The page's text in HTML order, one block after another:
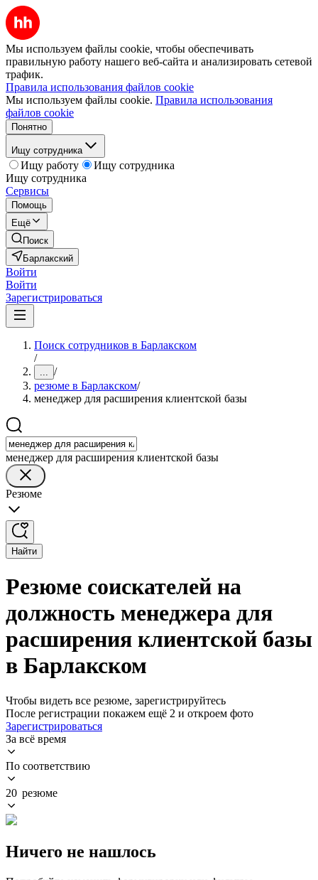
Мы используем файлы cookie, чтобы обеспечивать
правильную работу нашего веб-сайта и анализировать сетевой
трафик.
Правила использования файлов cookie
Мы используем файлы cookie. Правила использования
файлов cookie
Понятно
Ищу сотрудника
Ищу работу
Ищу сотрудника
Ищу сотрудника
Сервисы
Помощь
Ещё
Поиск
Барлакский
Войти
Войти
Зарегистрироваться
Поиск сотрудников в Барлакском
/
... /
резюме в Барлакском/
менеджер для расширения клиентской базы
менеджер для расширения клиентской базы
Резюме
Найти
Резюме соискателей на
должность менеджера для
расширения клиентской базы
в Барлакском
Чтобы видеть все резюме, зарегистрируйтесь
После регистрации покажем ещё 2 и откроем фото
Зарегистрироваться
За всё время
По соответствию
20 резюме
Ничего не нашлось